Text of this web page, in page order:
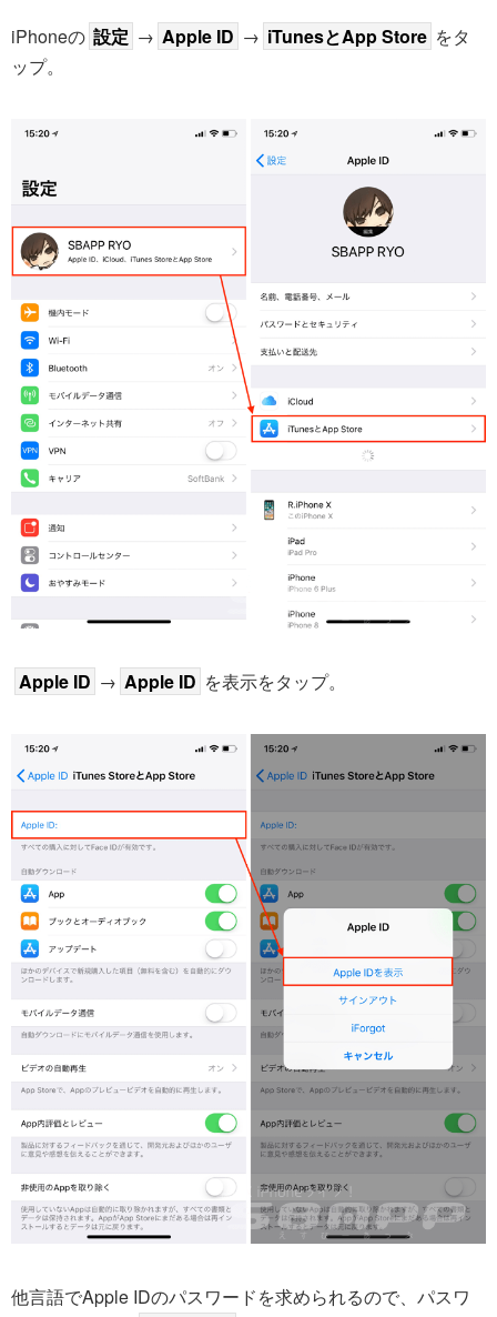
iPhoneの 設定 → Apple ID → iTunesとApp Store をタ
ップ。
Apple ID → Apple ID を表示をタップ。
他言語でApple IDのパスワードを求められるので、パスワ